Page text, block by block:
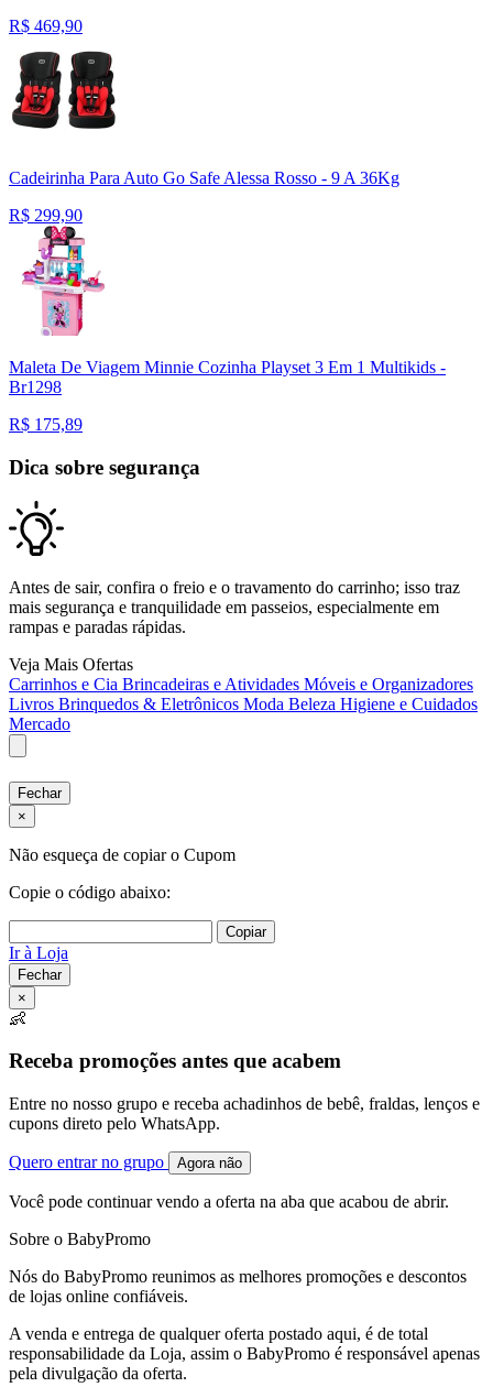
R$ 469,90
Cadeirinha Para Auto Go Safe Alessa Rosso - 9 A 36Kg
R$ 299,90
Maleta De Viagem Minnie Cozinha Playset 3 Em 1 Multikids -
Br1298
R$ 175,89
Dica sobre segurança
Antes de sair, confira o freio e o travamento do carrinho; isso traz
mais segurança e tranquilidade em passeios, especialmente em
rampas e paradas rápidas.
Veja Mais Ofertas
Carrinhos e Cia Brincadeiras e Atividades Móveis e Organizadores
Livros Brinquedos & Eletrônicos Moda Beleza Higiene e Cuidados
Mercado
Fechar
×
Não esqueça de copiar o Cupom
Copie o código abaixo:
Copiar
Ir à Loja
Fechar
×
👶
Receba promoções antes que acabem
Entre no nosso grupo e receba achadinhos de bebê, fraldas, lenços e
cupons direto pelo WhatsApp.
Quero entrar no grupo Agora não
Você pode continuar vendo a oferta na aba que acabou de abrir.
Sobre o BabyPromo
Nós do BabyPromo reunimos as melhores promoções e descontos
de lojas online confiáveis.
A venda e entrega de qualquer oferta postado aqui, é de total
responsabilidade da Loja, assim o BabyPromo é responsável apenas
pela divulgação da oferta.